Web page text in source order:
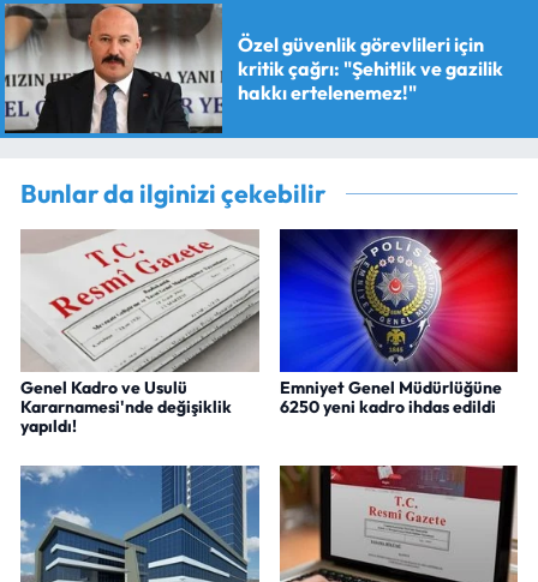
Özel güvenlik görevlileri için
kritik çağrı: "Şehitlik ve gazilik
hakkı ertelenemez!"
Bunlar da ilginizi çekebilir
Genel Kadro ve Usulü
Kararnamesi'nde değişiklik
yapıldı!
Emniyet Genel Müdürlüğüne
6250 yeni kadro ihdas edildi